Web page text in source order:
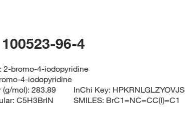
96-4
2-bromo-4-iodopyridine
4-iodopyridine
(g/mol):283.89
C5H3BrIN
InChi Key:
SMILES: BrC1=NC=CC(I)=C1